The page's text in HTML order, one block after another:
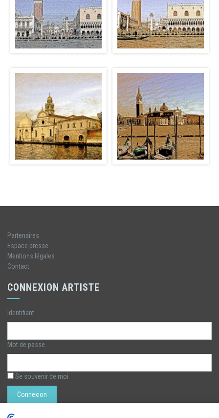
Partenaires
Espace presse
Mentions légales
Contact
CONNEXION ARTISTE
Identifiant
Mot de passe
Se souvenir de moi